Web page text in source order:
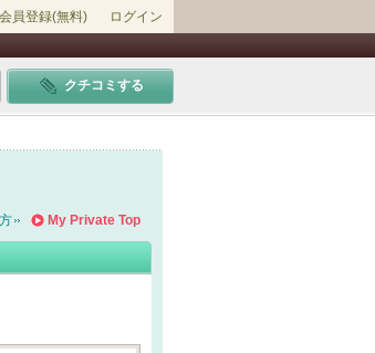
会員登録(無料) ログイン
クチコミする
My Private Top